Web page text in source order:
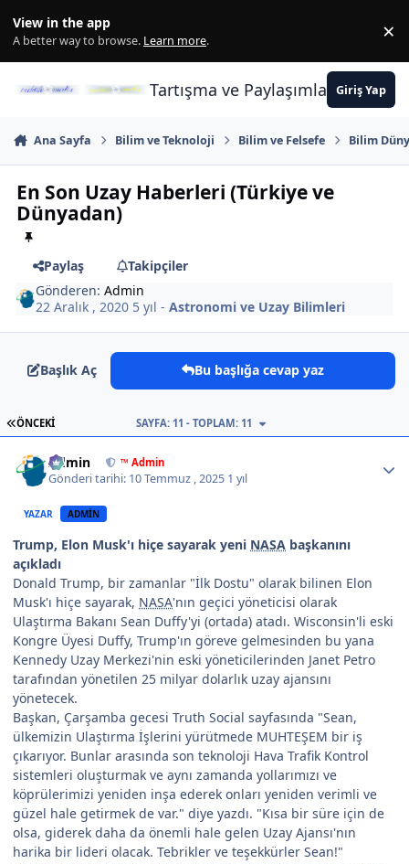
View in the app
A better way to browse. Learn more. ×
Tartışma ve PaylaşımlarınGiriş Yap
Ana Sayfa Bilim ve Teknoloji Bilim ve Felsefe Bilim
En Son Uzay Haberleri (Türkiye ve
Dünyadan)
Paylaş
Takipçiler
Gönderen:Admin
22 Aralık , 2020 5 yıl -Astronomi ve Uzay Bilimleri
Başlık Aç Bu başlığa cevap yaz
İLK SAYFA
ÖNCEKI SAYFA: 11 - TOPLAM: 11
Admin ™ Admin
Gönderi tarihi: 10 Temmuz , 2025 1 yıl
YAZAR ADMIN
Trump, Elon Musk'ı hiçe sayarak yeni NASA başkanını
açıkladı
Donald Trump, bir zamanlar "İlk Dostu" olarak bilinen Elon
Musk'ı hiçe sayarak, NASA'nın geçici yöneticisi olarak
Ulaştırma Bakanı Sean Duffy'yi (ortada) atadı. Wisconsin'li eski
Kongre Üyesi Duffy, Trump'ın göreve gelmesinden bu yana
Kennedy Uzay Merkezi'nin eski yöneticilerinden Janet Petro
tarafından yönetilen 25 milyar dolarlık uzay ajansını
yönetecek.
Başkan, Çarşamba gecesi Truth Social sayfasında "Sean,
ülkemizin Ulaştırma İşlerini yürütmede MUHTEŞEM bir iş
çıkarıyor. Bunlar arasında son teknoloji Hava Trafik Kontrol
sistemleri oluşturmak ve aynı zamanda yollarımızı ve
köprülerimizi yeniden inşa ederek onları yeniden verimli ve
güzel hale getirmek de var." diye yazdı. "Kısa bir süre için de
olsa, giderek daha da önemli hale gelen Uzay Ajansı'nın
harika bir lideri olacak. Tebrikler ve teşekkürler Sean!"